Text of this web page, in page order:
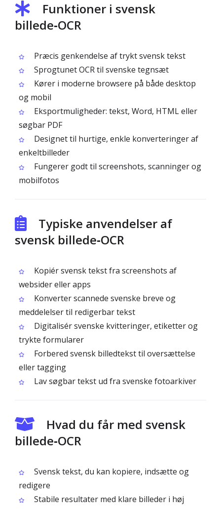
Funktioner i svensk
billede‑OCR
Præcis genkendelse af trykt svensk tekst
Sprogtunet OCR til svenske tegnsæt
Kører i moderne browsere på både desktop
og mobil
Eksportmuligheder: tekst, Word, HTML eller
søgbar PDF
Designet til hurtige, enkle konverteringer af
enkeltbilleder
Fungerer godt til screenshots, scanninger og
mobilfotos
Typiske anvendelser af
svensk billede‑OCR
Kopiér svensk tekst fra screenshots af
websider eller apps
Konverter scannede svenske breve og
meddelelser til redigerbar tekst
Digitalisér svenske kvitteringer, etiketter og
trykte formularer
Forbered svensk billedtekst til oversættelse
eller tagging
Lav søgbar tekst ud fra svenske fotoarkiver
Hvad du får med svensk
billede‑OCR
Svensk tekst, du kan kopiere, indsætte og
redigere
Stabile resultater med klare billeder i høj